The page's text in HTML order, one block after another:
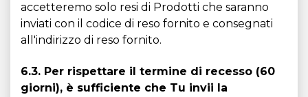
accetteremo solo resi di Prodotti che saranno
inviati con il codice di reso fornito e consegnati
all'indirizzo di reso fornito.
6.3. Per rispettare il termine di recesso (60
giorni), è sufficiente che Tu invii la